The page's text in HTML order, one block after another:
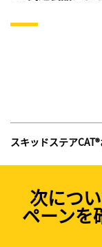
スキッドステア
次につ
ペーンを